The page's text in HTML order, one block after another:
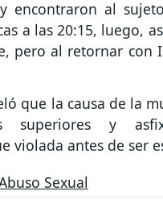
encontraron al
a las 20:15, luego,
pero al retornar con
que la causa de la
superiores y
violada antes de ser
Sexual